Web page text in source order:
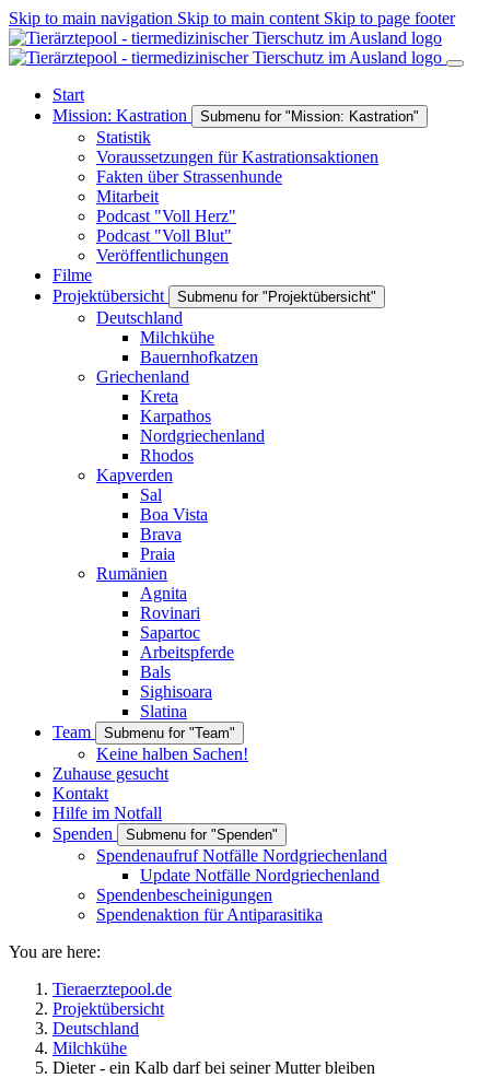
Skip to main navigation Skip to main content Skip to page footer
Start
Mission: Kastration
Submenu for "Mission: Kastration"
Statistik
Voraussetzungen für Kastrationsaktionen
Fakten über Strassenhunde
Mitarbeit
Podcast "Voll Herz"
Podcast "Voll Blut"
Veröffentlichungen
Filme
Projektübersicht
Submenu for "Projektübersicht"
Deutschland
Milchkühe
Bauernhofkatzen
Griechenland
Kreta
Karpathos
Nordgriechenland
Rhodos
Kapverden
Sal
Boa Vista
Brava
Praia
Rumänien
Agnita
Rovinari
Sapartoc
Arbeitspferde
Bals
Sighisoara
Slatina
Team
Submenu for "Team"
Keine halben Sachen!
Zuhause gesucht
Kontakt
Hilfe im Notfall
Spenden
Submenu for "Spenden"
Spendenaufruf Notfälle Nordgriechenland
Update Notfälle Nordgriechenland
Spendenbescheinigungen
Spendenaktion für Antiparasitika
You are here:
Tieraerztepool.de
Projektübersicht
Deutschland
Milchkühe
Dieter - ein Kalb darf bei seiner Mutter bleiben